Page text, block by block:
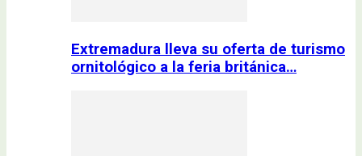
Extremadura lleva su oferta de turismo
ornitológico a la feria británica…